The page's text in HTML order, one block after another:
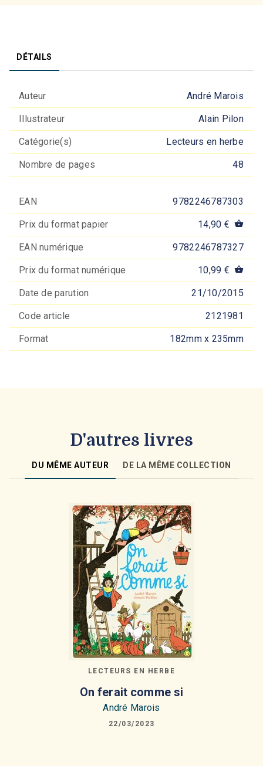
DÉTAILS
Auteur André Marois
Illustrateur Alain Pilon
Catégorie(s) Lecteurs en herbe
Nombre de pages 48
EAN 9782246787303
Prix du format papier 14,90 € shopping_basket
EAN numérique 9782246787327
Prix du format numérique 10,99 € shopping_basket
Date de parution 21/10/2015
Code article 2121981
Format 182mm x 235mm
D'autres livres
DU MÊME AUTEUR DE LA MÊME COLLECTION
LECTEURS EN HERBE
On ferait comme si
André Marois
22/03/2023